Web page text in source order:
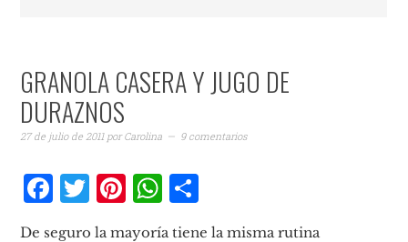
GRANOLA CASERA Y JUGO DE
DURAZNOS
27 de julio de 2011porCarolina 9 comentarios
Facebook
Twitter
Pinterest
WhatsApp
De seguro la mayoría tiene la misma rutina